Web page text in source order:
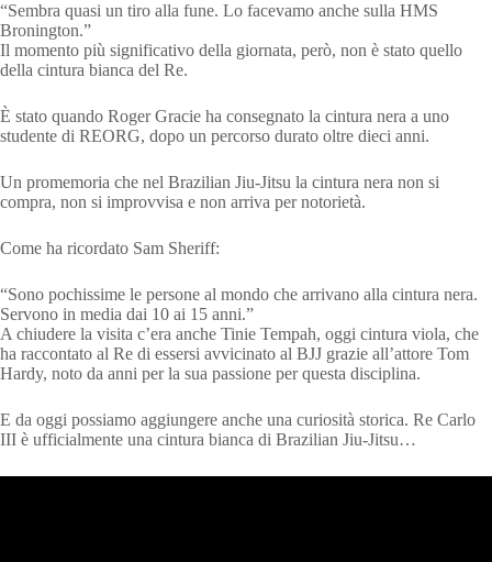
“Sembra quasi un tiro alla fune. Lo facevamo anche sulla HMS
Bronington.”
Il momento più significativo della giornata, però, non è stato quello
della cintura bianca del Re.
È stato quando Roger Gracie ha consegnato la cintura nera a uno
studente di REORG, dopo un percorso durato oltre dieci anni.
Un promemoria che nel Brazilian Jiu-Jitsu la cintura nera non si
compra, non si improvvisa e non arriva per notorietà.
Come ha ricordato Sam Sheriff:
“Sono pochissime le persone al mondo che arrivano alla cintura nera.
Servono in media dai 10 ai 15 anni.”
A chiudere la visita c’era anche Tinie Tempah, oggi cintura viola, che
ha raccontato al Re di essersi avvicinato al BJJ grazie all’attore Tom
Hardy, noto da anni per la sua passione per questa disciplina.
E da oggi possiamo aggiungere anche una curiosità storica. Re Carlo
III è ufficialmente una cintura bianca di Brazilian Jiu-Jitsu…